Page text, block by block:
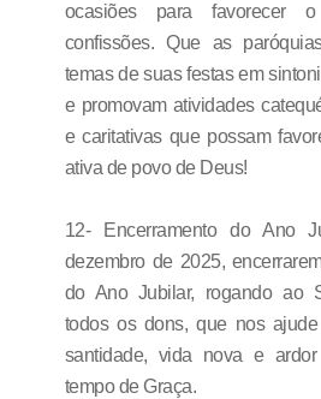
ocasiões para favorecer
confissões. Que as
temas de suas festas em
e promovam atividades
e caritativas que possam
ativa de povo de Deus!
12- Encerramento do Ano
dezembro de 2025,
do Ano Jubilar, rogando ao
todos os dons, que nos
santidade, vida nova e
tempo de Graça.